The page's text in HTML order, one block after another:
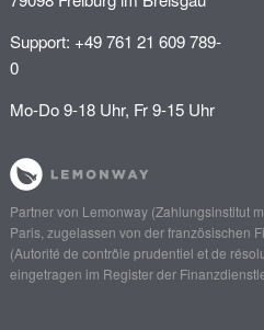
Support: +49 761 21 609 789-
0
Mo-Do 9-18 Uhr, Fr 9-15 Uhr
Partner von Lemonway(Zahlungsinstitut
Paris, zugelassen von der französischen
(Autorité de contrôle prudentiel et de
eingetragen im Register der